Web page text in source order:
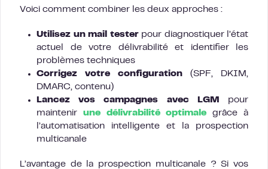
Voici comment combiner les deux approches :
Utilisez un mail testerpour diagnostiquer l’état
actuel de votre délivrabilité et identifier les
problèmes techniques
Corrigez votre configuration (SPF, DKIM,
DMARC, contenu)
Lancez vos campagnes avec LGM
pour
maintenir une délivrabilité optimale grâce à
l’automatisation intelligente et la prospection
multicanale
L’avantage de la prospection multicanale ? Si vos